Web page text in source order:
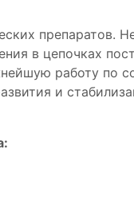
препаратов.
в цепочках
работу по
и